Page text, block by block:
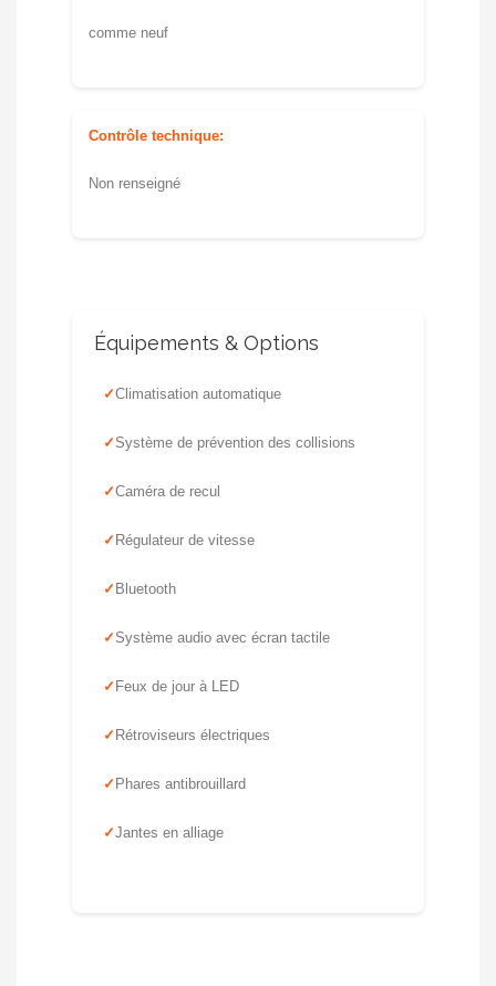
comme neuf
Contrôle technique:
Non renseigné
Équipements & Options
Climatisation automatique
Système de prévention des collisions
Caméra de recul
Régulateur de vitesse
Bluetooth
Système audio avec écran tactile
Feux de jour à LED
Rétroviseurs électriques
Phares antibrouillard
Jantes en alliage